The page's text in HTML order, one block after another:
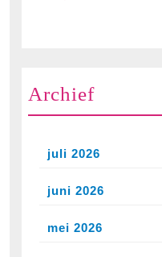
Archief
juli 2026
juni 2026
mei 2026